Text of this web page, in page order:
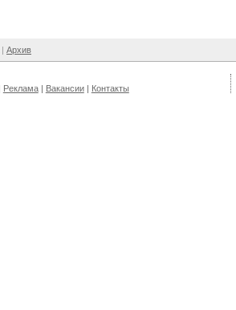
Архив
Реклама Вакансии Контакты